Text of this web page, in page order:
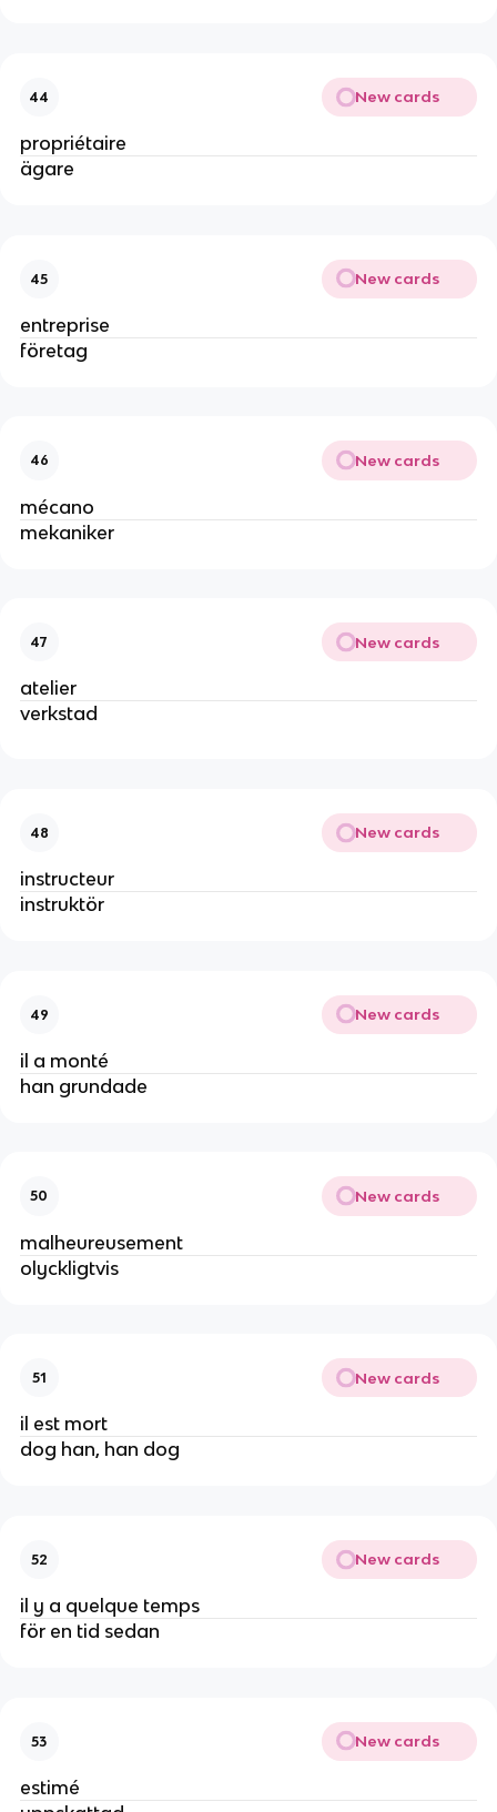
44 New cards
propriétaire
ägare
45 New cards
entreprise
företag
46 New cards
mécano
mekaniker
47 New cards
atelier
verkstad
48 New cards
instructeur
instruktör
49 New cards
il a monté
han grundade
50 New cards
malheureusement
olyckligtvis
51 New cards
il est mort
dog han, han dog
52 New cards
il y a quelque temps
för en tid sedan
53 New cards
estimé